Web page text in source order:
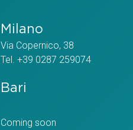
Milano
Via Copernico, 38
Tel. +39 0287 259074
Bari
Coming soon